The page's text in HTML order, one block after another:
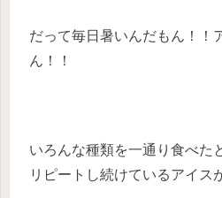
だって毎日暑いんだもん！！
ん！！
いろんな種類を一通り食べた
リピートし続けているアイス